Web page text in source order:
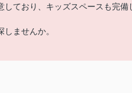
しており、キッズスペースも完備
ませんか。